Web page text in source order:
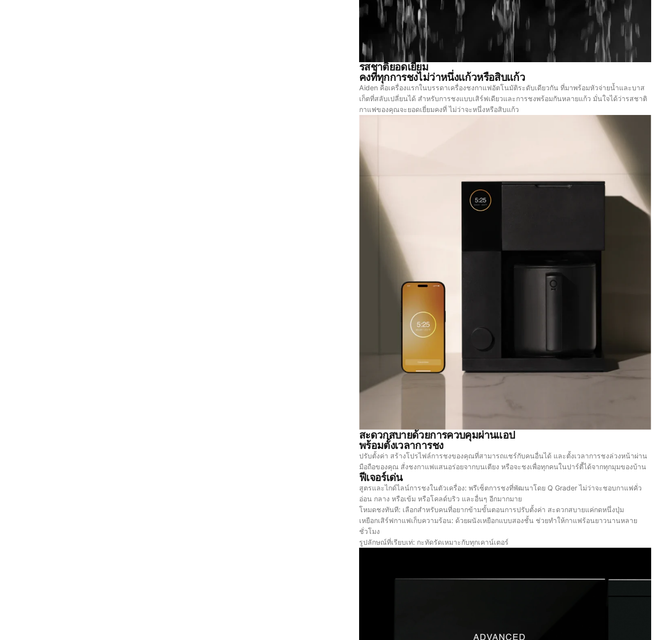
รสชาติยอดเยี่ยม
คงที่ทุกการชงไม่ว่าหนึ่งแก้วหรือสิบแก้ว
Aiden คือเครื่องแรกในบรรดาเครื่องชงกาแฟอัตโนมัติระดับเดียวกัน ที่มาพร้อมหัวจ่ายน้ำและบาส
เก็ตที่สลับเปลี่ยนได้ สำหรับการชงแบบเสิร์ฟเดียวและการชงพร้อมกันหลายแก้ว มั่นใจได้ว่ารสชาติ
กาแฟของคุณจะยอดเยี่ยมคงที่ ไม่ว่าจะหนึ่งหรือสิบแก้ว
สะดวกสบายด้วยการควบคุมผ่านแอป
พร้อมตั้งเวลาการชง
ปรับตั้งค่า สร้างโปรไฟล์การชงของคุณที่สามารถแชร์กับคนอื่นได้ และตั้งเวลาการชงล่วงหน้าผ่าน
มือถือของคุณ สั่งชงกาแฟแสนอร่อยจากบนเตียง หรือจะชงเพื่อทุกคนในปาร์ตี้ได้จากทุกมุมของบ้าน
ฟีเจอร์เด่น
สูตรและไกด์ไลน์การชงในตัวเครื่อง: พรีเซ็ตการชงที่พัฒนาโดย Q Grader ไม่ว่าจะชอบกาแฟคั่ว
อ่อน กลาง หรือเข้ม หรือโคลด์บริว และอื่นๆ อีกมากมาย
โหมดชงทันที: เลือกสำหรับคนที่อยากข้ามขั้นตอนการปรับตั้งค่า สะดวกสบายแค่กดหนึ่งปุ่ม
เหยือกเสิร์ฟกาแฟเก็บความร้อน: ด้วยผนังเหยือกแบบสองชั้น ช่วยทำให้กาแฟร้อนยาวนานหลาย
ชั่วโมง
รูปลักษณ์ที่เรียบเท่: กะทัดรัดเหมาะกับทุกเคาน์เตอร์